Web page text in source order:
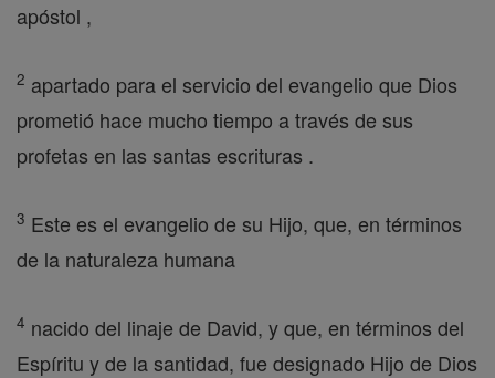
apóstol ,
2 apartado para el servicio del evangelio que Dios
prometió hace mucho tiempo a través de sus
profetas en las santas escrituras .
3 Este es el evangelio de su Hijo, que, en términos
de la naturaleza humana
4 nacido del linaje de David, y que, en términos del
Espíritu y de la santidad, fue designado Hijo de Dios